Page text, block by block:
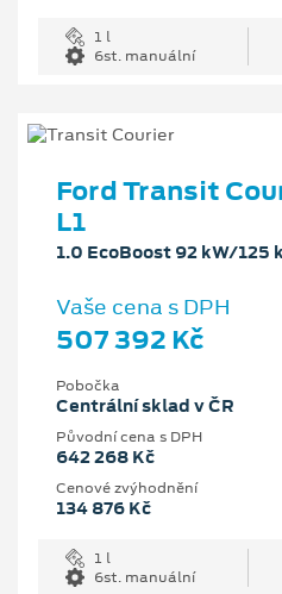
1 l
6st. manuální
Ford Transit
L1
1.0 EcoBoost 92 kW/125
Vaše cena s DPH
507 392 Kč
Pobočka
Centrální sklad v ČR
Původní cena s DPH
642 268 Kč
Cenové zvýhodnění
134 876 Kč
1 l
6st. manuální